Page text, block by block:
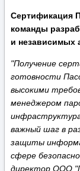
Сертификация
команды
и независимых
"Получение
готовности
высокими
менеджером
важный шаг в
защиты
сфере
директор ООО